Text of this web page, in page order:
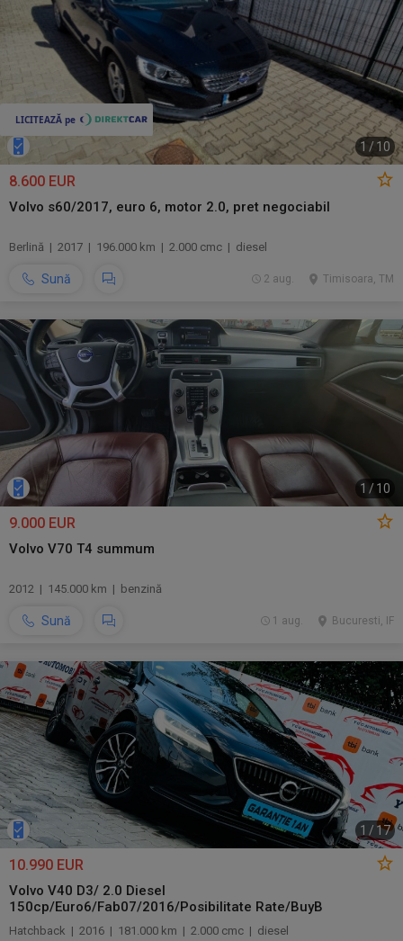
1 /10
8.600 EUR
Volvo s60/2017, euro 6, motor 2.0, pret negociabil
Berlină | 2017 | 196.000 km | 2.000 cmc | diesel
Sună Timisoara, TM
2 aug.
1 / 10
9.000 EUR
Volvo V70 T4 summum
2012 | 145.000 km | benzină
Sună Bucuresti, IF
1 aug.
1 / 17
10.990 EUR
Volvo V40 D3/ 2.0 Diesel
150cp/Euro6/Fab07/2016/Posibilitate Rate/BuyB
Hatchback | 2016 | 181.000 km | 2.000 cmc | diesel